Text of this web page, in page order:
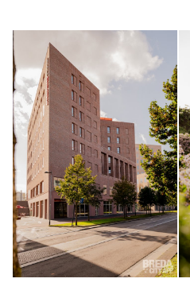
Baroniepoorten
Sport
Privacy
Inloggen